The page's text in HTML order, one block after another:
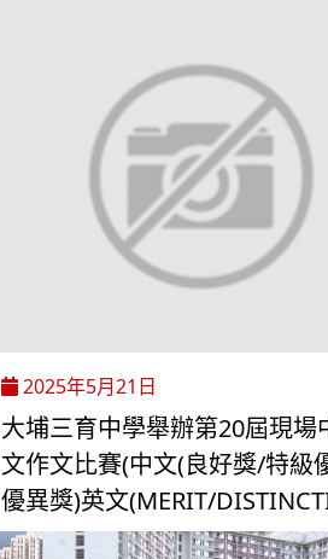
2025年5月21日
大埔三育中學舉辦第20屆現場
文作文比賽(中文(良好獎/特級
優異獎)英文(MERIT/